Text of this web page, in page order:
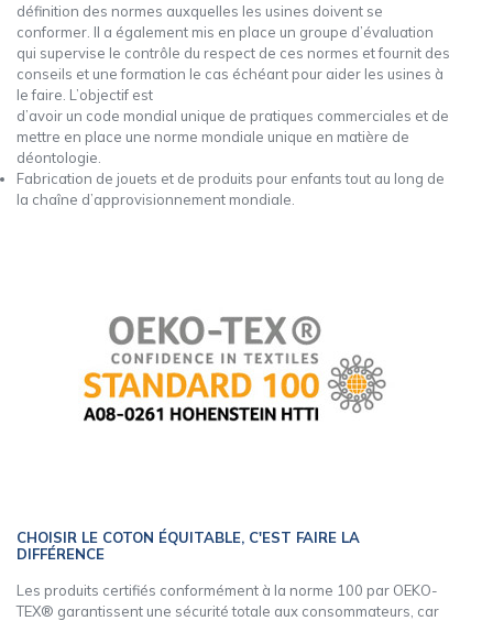
définition des normes auxquelles les usines doivent se
conformer. Il a également mis en place un groupe d’évaluation
qui supervise le contrôle du respect de ces normes et fournit des
conseils et une formation le cas échéant pour aider les usines à
le faire. L’objectif est
d’avoir un code mondial unique de pratiques commerciales et de
mettre en place une norme mondiale unique en matière de
déontologie.
Fabrication de jouets et de produits pour enfants tout au long de
la chaîne d’approvisionnement mondiale.
CHOISIR LE COTON ÉQUITABLE, C'EST FAIRE LA
DIFFÉRENCE
Les produits certifiés conformément à la norme 100 par OEKO-
TEX® garantissent une sécurité totale aux consommateurs, car